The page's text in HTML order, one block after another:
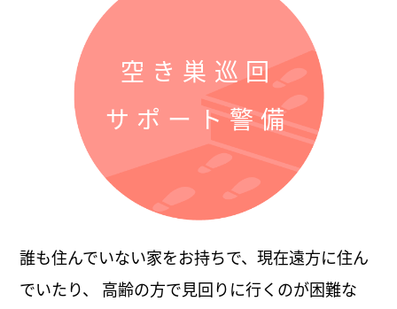
空き巣巡回
サポート警備
誰も住んでいない家をお持ちで、現在遠方に住ん
でいたり、 高齢の方で見回りに行くのが困難な